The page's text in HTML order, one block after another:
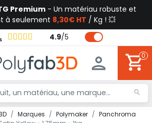
Premium - Un matériau robuste et
à seulement 8,30€ HT / Kg ! 💥
4.9/5
0
Marques Polymaker
Panchroma